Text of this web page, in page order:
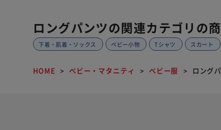
ロングパンツの関連カテゴリの
下着・肌着・ソックス ベビー小物 Tシャツ スカート
HOME ベビー・マタニティ ベビー服 ロング